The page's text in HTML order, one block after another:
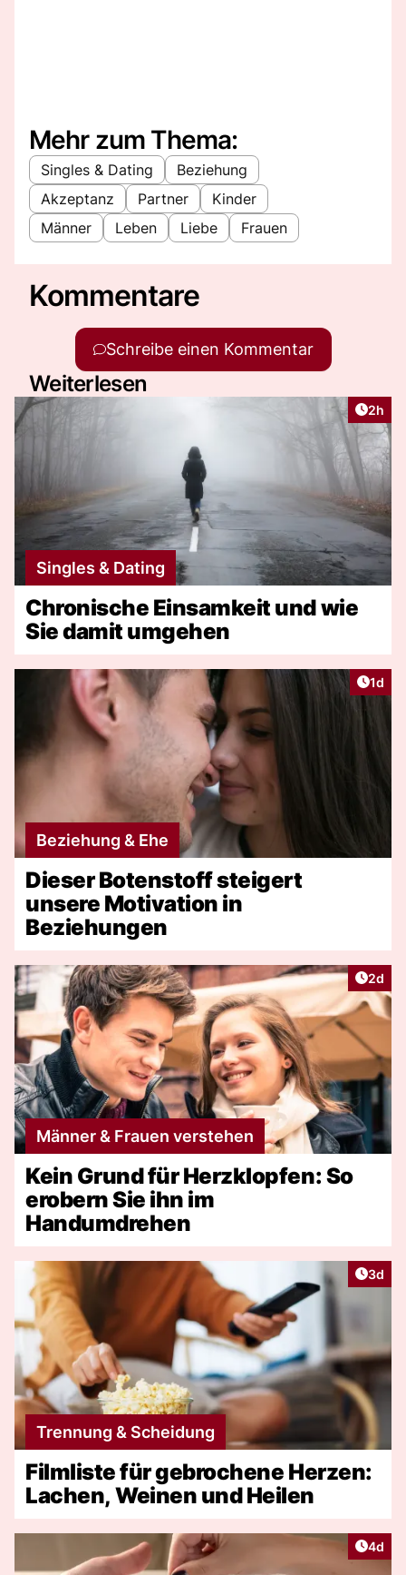
Mehr zum Thema:
Singles & Dating
Beziehung
Akzeptanz
Partner
Kinder
Männer
Leben Liebe Frauen
Kommentare
Schreibe einen Kommentar
Weiterlesen
2h
Singles & Dating
Chronische Einsamkeit und wie
Sie damit umgehen
1d
Beziehung & Ehe
Dieser Botenstoff steigert
unsere Motivation in
Beziehungen
2d
Männer & Frauen verstehen
Kein Grund für Herzklopfen: So
erobern Sie ihn im
Handumdrehen
3d
Trennung & Scheidung
Filmliste für gebrochene Herzen:
Lachen, Weinen und Heilen
4d